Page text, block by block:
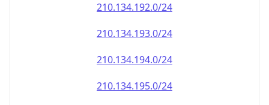
210.134.192.0/24
210.134.193.0/24
210.134.194.0/24
210.134.195.0/24